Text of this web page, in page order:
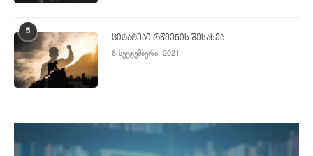
5
ციტატები რწმენის შესახებ
6 სექტემბერი, 2021